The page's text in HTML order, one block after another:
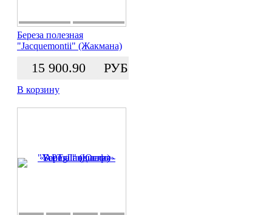
Береза полезная
"Jacquemontii" (Жакмана)
15 900.90 РУБ.
В корзину